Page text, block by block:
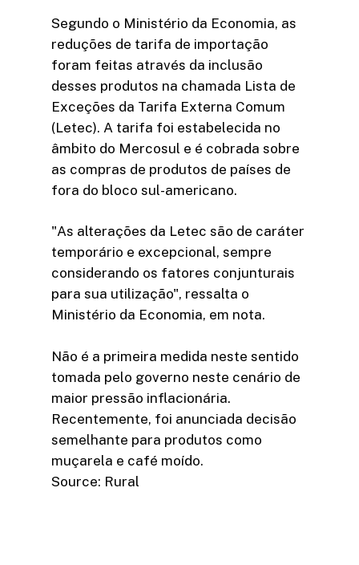
Segundo o Ministério da Economia, as
reduções de tarifa de importação
foram feitas através da inclusão
desses produtos na chamada Lista de
Exceções da Tarifa Externa Comum
(Letec). A tarifa foi estabelecida no
âmbito do Mercosul e é cobrada sobre
as compras de produtos de países de
fora do bloco sul-americano.
"As alterações da Letec são de caráter
temporário e excepcional, sempre
considerando os fatores conjunturais
para sua utilização", ressalta o
Ministério da Economia, em nota.
Não é a primeira medida neste sentido
tomada pelo governo neste cenário de
maior pressão inflacionária.
Recentemente, foi anunciada decisão
semelhante para produtos como
muçarela e café moído.
Source: Rural